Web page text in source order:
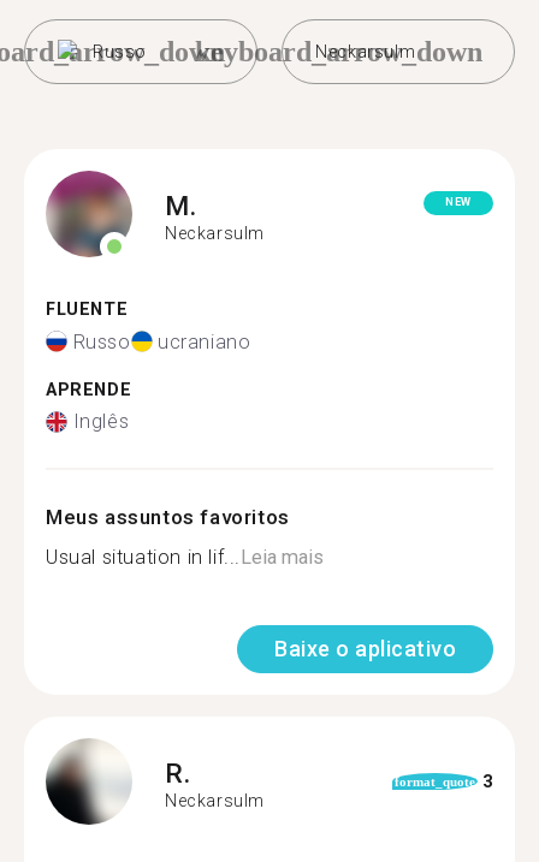
Russo Neckarsulm
keyboard_arrow_down
M.
Neckarsulm
NEW
FLUENTE
Russo ucraniano
APRENDE
Inglês
Meus assuntos favoritos
Usual situation in lif...Leia mais
Baixe o aplicativo
R.
Neckarsulm
format_quote 3